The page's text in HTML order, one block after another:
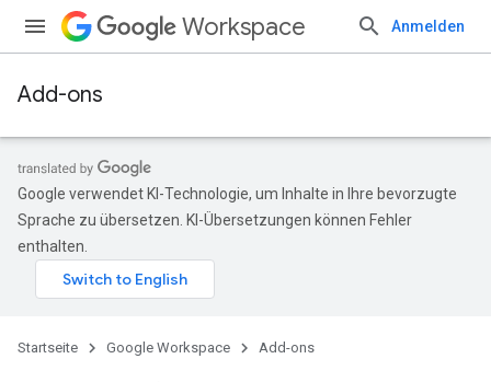
Workspace Anmelden
Add-ons
Google verwendet KI-Technologie, um Inhalte in Ihre bevorzugte
Sprache zu übersetzen. KI-Übersetzungen können Fehler
enthalten.
Startseite Google Workspace Add-ons